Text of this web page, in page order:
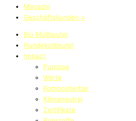
Magazin
Geschäftskunden >
Bio Müllbeutel
Hundekotbeutel
Impact
Purpose
Werte
Kompostierbar
Klimaneutral
Zertifikate